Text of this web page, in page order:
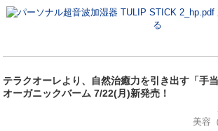
る
テラクオーレより、自然治癒力を引き出す「手
オーガニックバーム 7/22(月)新発売！
美容